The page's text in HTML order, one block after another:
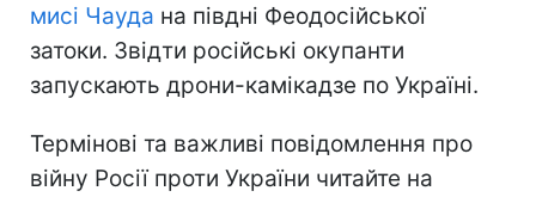
мисі Чауда на півдні Феодосійської
затоки. Звідти російські окупанти
запускають дрони-камікадзе по Україні.
Термінові та важливі повідомлення про
війну Росії проти України читайте на